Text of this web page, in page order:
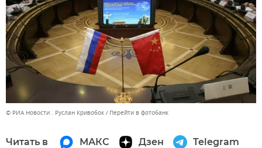
© РИА Новости . Руслан Кривобок Перейти в фотобанк
Читать в МАКС Дзен Telegram